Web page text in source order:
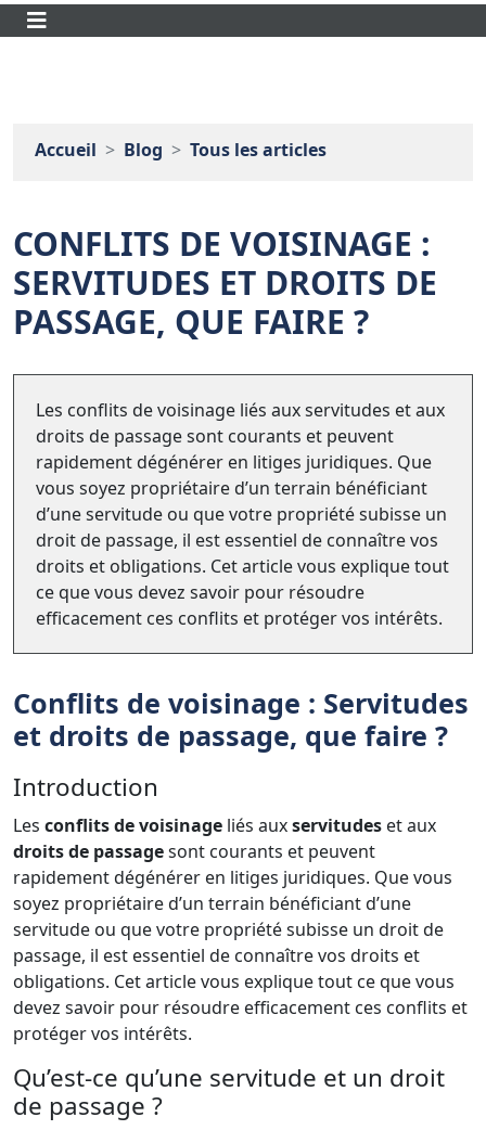
Accueil Blog Tous les articles
CONFLITS DE VOISINAGE :
SERVITUDES ET DROITS DE
PASSAGE, QUE FAIRE ?
Les conflits de voisinage liés aux servitudes et aux
droits de passage sont courants et peuvent
rapidement dégénérer en litiges juridiques. Que
vous soyez propriétaire d’un terrain bénéficiant
d’une servitude ou que votre propriété subisse un
droit de passage, il est essentiel de connaître vos
droits et obligations. Cet article vous explique tout
ce que vous devez savoir pour résoudre
efficacement ces conflits et protéger vos intérêts.
Conflits de voisinage : Servitudes
et droits de passage, que faire ?
Introduction
Les conflits de voisinage liés auxservitudes et aux
droits de passagesont courants et peuvent
rapidement dégénérer en litiges juridiques. Que vous
soyez propriétaire d’un terrain bénéficiant d’une
servitude ou que votre propriété subisse un droit de
passage, il est essentiel de connaître vos droits et
obligations. Cet article vous explique tout ce que vous
devez savoir pour résoudre efficacement ces conflits et
protéger vos intérêts.
Qu’est-ce qu’une servitude et un droit
de passage ?